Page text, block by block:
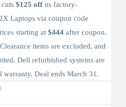
$125 off its factory-
Laptops via coupon code
starting at $444 after coupon.
items are excluded, and
Dell refurbished systems are
Deal ends March 31.